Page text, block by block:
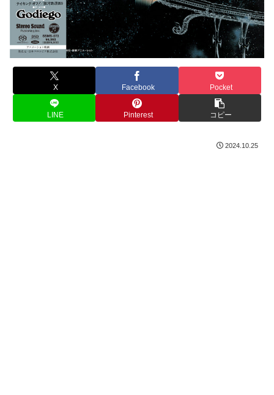
X Facebook Pocket
LINE Pinterest コピー
2024.10.25